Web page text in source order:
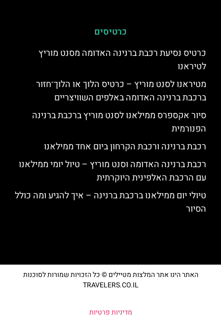
כרטיסים
כרטיס נסיעת רכבת ברנינה האדומה מסנט מוריץ
לטיראנו
מטיראנו לסנט מוריץ – כרטיס הלוך או הלוך־חזור
ברכבת ברנינה האדומה באלפים השוויצריים
סיור אקספרס ממילאנו לסנט מוריץ ברכבת ברנינה
הפנורמית
רכבת ברנינה ורכבת הקרחון ביום אחד ממילאנו
רכבת ברנינה האדומה וסנט מוריץ – טיול יומי ממילאנו
עם הרכבת האלפינית היוקרתית
טיולי יום ממילאנו ברכבת ברנינה – איך להגיע ומה כולל
הסיור
האתר הינו אתר המלצות מטיילים © כל הזכויות שמורות לסוכנות
TRAVELERS.CO.IL
מדיניות פרטיות